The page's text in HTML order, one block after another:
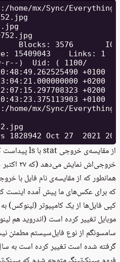
home/mx/Sync/Everything/
r--)  Uid: ( 1100/
+0100
+0200
+0200
+0100
home/mx/Sync/Everything/
خروجی‌اش نمایش می‌دهد (که ۲۷ اکتبر ۲۰۲۱ است).
همانطور که از مقایسه‌ی نام فایل با
که برای عکس‌های ما پیش آمده اینست
کپی فایل‌ها از یک کامپیوتر (لینوکس)
موبایل تغییر کرده است (اندروید هم